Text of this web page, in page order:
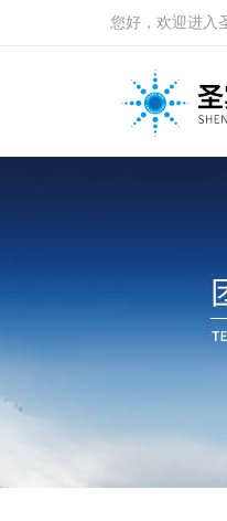
您好，欢迎进入